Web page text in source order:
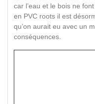
car l’eau et le bois ne
en PVC roots il est
qu’on aurait eu avec un
conséquences.